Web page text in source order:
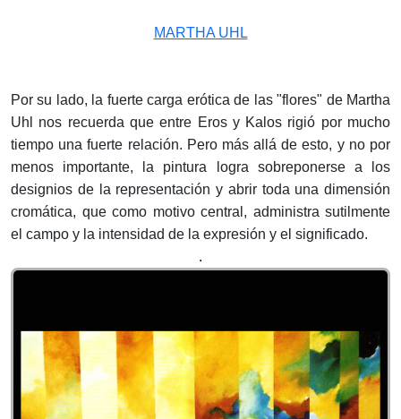
MARTHA UHL
Por su lado, la fuerte carga erótica de las "flores" de Martha
Uhl nos recuerda que entre Eros y Kalos rigió por mucho
tiempo una fuerte relación. Pero más allá de esto, y no por
menos importante, la pintura logra sobreponerse a los
designios de la representación y abrir toda una dimensión
cromática, que como motivo central, administra sutilmente
el campo y la intensidad de la expresión y el significado.
.